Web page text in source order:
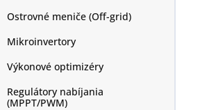
Ostrovné meniče (Off-grid)
Mikroinvertory
Výkonové optimizéry
Regulátory nabíjania
(MPPT/PWM)